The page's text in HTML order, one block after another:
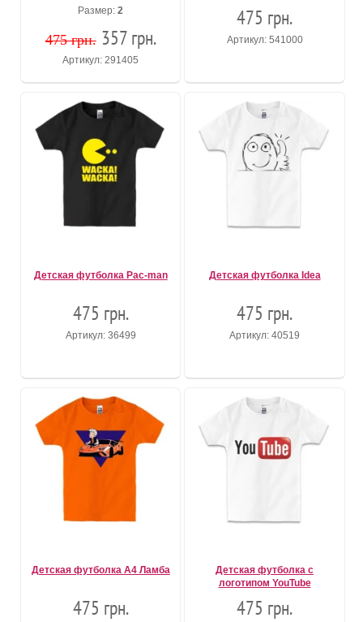
Размер:2
475 грн. 357 грн.
Артикул: 291405
475 грн.
Артикул: 541000
Детская футболка Pac-man
475 грн.
Артикул: 36499
Детская футболка Idea
475 грн.
Артикул: 40519
Детская футболка А4 Ламба
475 грн.
Детская футболка с
логотипом YouTube
475 грн.